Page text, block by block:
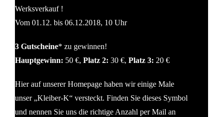
Werksverkauf !
Vom 01.12. bis 06.12.2018, 10 Uhr
3 Gutscheine* zu gewinnen!
Hauptgewinn: 50 €, Platz 2: 30 €, Platz 3: 20 €
Hier auf unserer Homepage haben wir einige Male
unser „Kleiber-K“ versteckt. Finden Sie dieses Symbol
und nennen Sie uns die richtige Anzahl per Mail an